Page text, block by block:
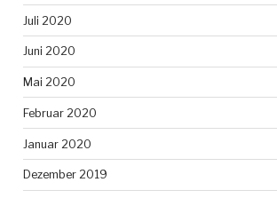
Juli 2020
Juni 2020
Mai 2020
Februar 2020
Januar 2020
Dezember 2019